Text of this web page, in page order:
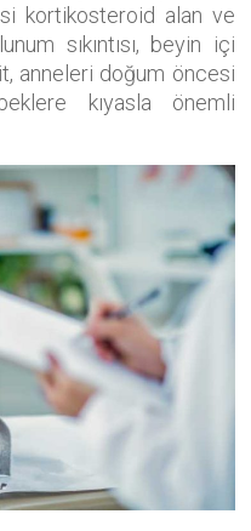
kortikosteroid alan ve
sıkıntısı, beyin içi
anneleri doğum öncesi
kıyasla önemli